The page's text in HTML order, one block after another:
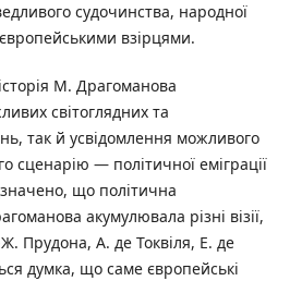
судочинства, народної
взірцями.
М. Драгоманова
світоглядних та
так й усвідомлення можливого
сценарію — політичної еміграції
що політична
акумулювала різні візії,
Прудона, А. де Токвіля, Е. де
думка, що саме європейські